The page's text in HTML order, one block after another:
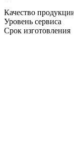
Качество
Уровень сервиса
Срок изготовления